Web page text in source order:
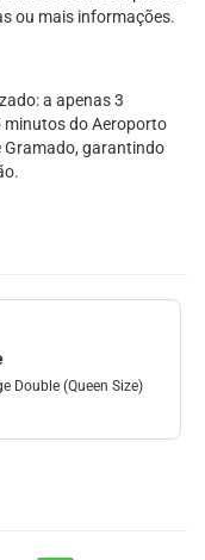
ou mais informações.
a apenas 3
minutos do Aeroporto
Gramado, garantindo
Double (Queen Size)